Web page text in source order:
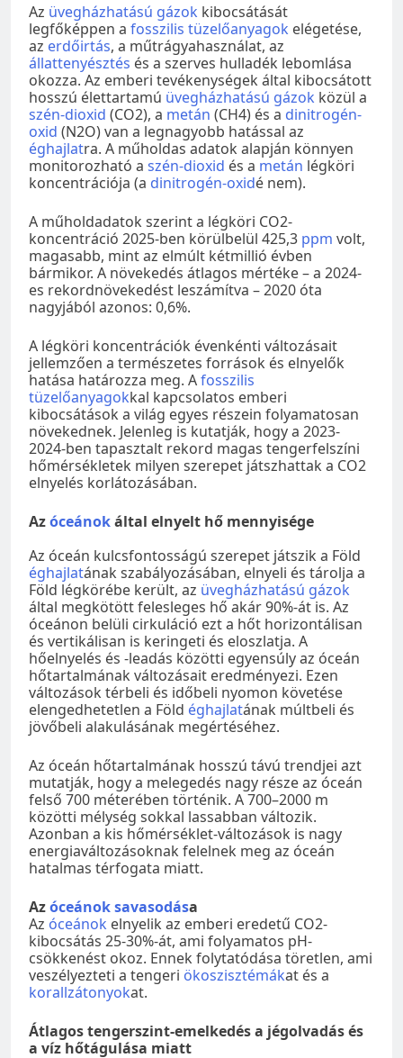
Az üvegházhatású gázok kibocsátását
legfőképpen a fosszilis tüzelőanyagok elégetése,
az erdőirtás, a műtrágyahasználat, az
állattenyésztés és a szerves hulladék lebomlása
okozza. Az emberi tevékenységek által kibocsátott
hosszú élettartamú üvegházhatású gázok közül a
szén-dioxid (CO2), a metán (CH4) és a dinitrogén-
oxid (N2O) van a legnagyobb hatással az
éghajlatra. A műholdas adatok alapján könnyen
monitorozható a szén-dioxid és a metán légköri
koncentrációja (a dinitrogén-oxidé nem).
A műholdadatok szerint a légköri CO2-
koncentráció 2025-ben körülbelül 425,3 ppm volt,
magasabb, mint az elmúlt kétmillió évben
bármikor. A növekedés átlagos mértéke – a 2024-
es rekordnövekedést leszámítva – 2020 óta
nagyjából azonos: 0,6%.
A légköri koncentrációk évenkénti változásait
jellemzően a természetes források és elnyelők
hatása határozza meg. Afosszilis
tüzelőanyagokkal kapcsolatos emberi
kibocsátások a világ egyes részein folyamatosan
növekednek. Jelenleg is kutatják, hogy a 2023-
2024-ben tapasztalt rekord magas tengerfelszíni
hőmérsékletek milyen szerepet játszhattak a CO2
elnyelés korlátozásában.
Azóceánokáltal elnyelt hő mennyisége
Az óceán kulcsfontosságú szerepet játszik a Föld
éghajlatának szabályozásában, elnyeli és tárolja a
Föld légkörébe került, az üvegházhatású gázok
által megkötött felesleges hő akár 90%-át is. Az
óceánon belüli cirkuláció ezt a hőt horizontálisan
és vertikálisan is keringeti és eloszlatja. A
hőelnyelés és -leadás közötti egyensúly az óceán
hőtartalmának változásait eredményezi. Ezen
változások térbeli és időbeli nyomon követése
elengedhetetlen a Föld éghajlatának múltbeli és
jövőbeli alakulásának megértéséhez.
Az óceán hőtartalmának hosszú távú trendjei azt
mutatják, hogy a melegedés nagy része az óceán
felső 700 méterében történik. A 700–2000 m
közötti mélység sokkal lassabban változik.
Azonban a kis hőmérséklet-változások is nagy
energiaváltozásoknak felelnek meg az óceán
hatalmas térfogata miatt.
Azóceánoksavasodása
Az óceánok elnyelik az emberi eredetű CO2-
kibocsátás 25-30%-át, ami folyamatos pH-
csökkenést okoz. Ennek folytatódása töretlen, ami
veszélyezteti a tengeri ökoszisztémákat és a
korallzátonyokat.
Átlagos tengerszint-emelkedés a jégolvadás és
a víz hőtágulása miatt